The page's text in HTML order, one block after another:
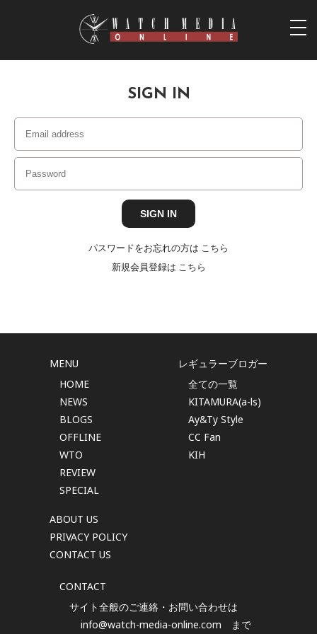
SIGN IN
パスワードをお忘れの方は こちら
新規会員登録は こちら
MENU
HOME
NEWS
BLOGS
OFFLINE
WTO
REVIEW
SPECIAL
ABOUT US
PRIVACY POLICY
CONTACT US
レギュラーブロガー
全ての一覧
KITAMURA(a-ls)
Ay&Ty Style
CC Fan
KIH
CONTACT
サイト全般のご連絡・お問い合わせは
info@watch-media-online.com まで